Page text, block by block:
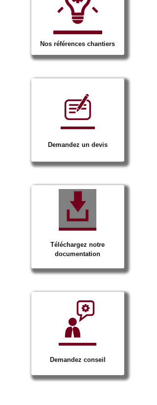
Nos références chantiers
Demandez un devis
Téléchargez notre
documentation
Demandez conseil